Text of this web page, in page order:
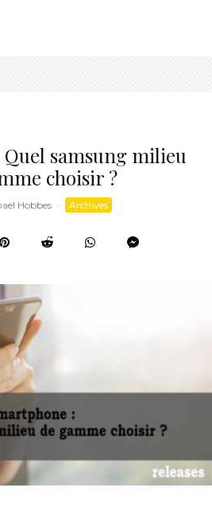
samsung milieu
choisir ?
Hobbes · Archives